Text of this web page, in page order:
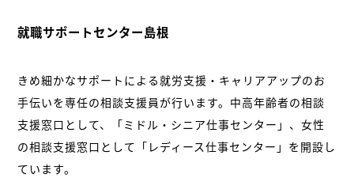
就職サポートセンター島根
きめ細かなサポートによる就労支援・キャリアアップのお
手伝いを専任の相談支援員が行います。中高年齢者の相談
支援窓口として、「ミドル・シニア仕事センター」、女性
の相談支援窓口として「レディース仕事センター」を開設し
ています。